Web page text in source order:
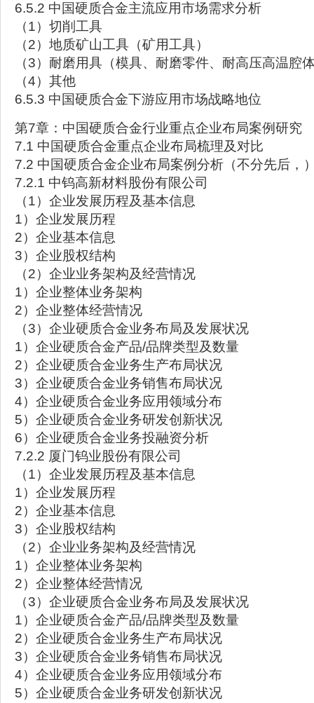
6.5.2 中国硬质合金主流应用市场需求分析
（1）切削工具
（2）地质矿山工具（矿用工具）
（3）耐磨用具（模具、耐磨零件、耐高压高温腔
（4）其他
6.5.3 中国硬质合金下游应用市场战略地位
第7章：中国硬质合金行业重点企业布局案例研究
7.1 中国硬质合金重点企业布局梳理及对比
7.2 中国硬质合金企业布局案例分析（不分先后，
7.2.1 中钨高新材料股份有限公司
（1）企业发展历程及基本信息
1）企业发展历程
2）企业基本信息
3）企业股权结构
（2）企业业务架构及经营情况
1）企业整体业务架构
2）企业整体经营情况
（3）企业硬质合金业务布局及发展状况
1）企业硬质合金产品/品牌类型及数量
2）企业硬质合金业务生产布局状况
3）企业硬质合金业务销售布局状况
4）企业硬质合金业务应用领域分布
5）企业硬质合金业务研发创新状况
6）企业硬质合金业务投融资分析
7.2.2 厦门钨业股份有限公司
（1）企业发展历程及基本信息
1）企业发展历程
2）企业基本信息
3）企业股权结构
（2）企业业务架构及经营情况
1）企业整体业务架构
2）企业整体经营情况
（3）企业硬质合金业务布局及发展状况
1）企业硬质合金产品/品牌类型及数量
2）企业硬质合金业务生产布局状况
3）企业硬质合金业务销售布局状况
4）企业硬质合金业务应用领域分布
5）企业硬质合金业务研发创新状况